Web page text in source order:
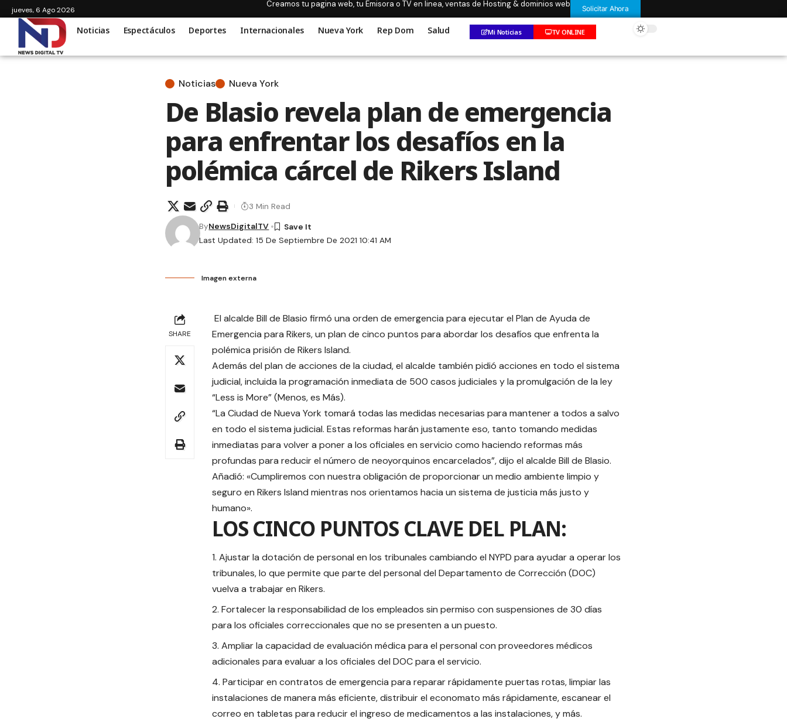
jueves, 6 Ago 2026
Creamos tu pagina web, tu Emisora o TV en linea, ventas de Hosting & dominios web Solicitar Ahora
Noticias Espectáculos Deportes Internacionales Nueva York Rep Dom Salud Mi Noticias TV ONLINE
Noticias Nueva York
De Blasio revela plan de emergencia
para enfrentar los desafíos en la
polémica cárcel de Rikers Island
Last Updated: 15 De Septiembre De 2021 10:41 AM
ByNewsDigitalTV
3 Min Read
Imagen externa
SHARE
El alcalde Bill de Blasio firmó una orden de emergencia para ejecutar el Plan de Ayuda de
Emergencia para Rikers, un plan de cinco puntos para abordar los desafíos que enfrenta la
polémica prisión de Rikers Island.
Además del plan de acciones de la ciudad, el alcalde también pidió acciones en todo el sistema
judicial, incluida la programación inmediata de 500 casos judiciales y la promulgación de la ley
“Less is More” (Menos, es Más).
“La Ciudad de Nueva York tomará todas las medidas necesarias para mantener a todos a salvo
en todo el sistema judicial. Estas reformas harán justamente eso, tanto tomando medidas
inmediatas para volver a poner a los oficiales en servicio como haciendo reformas más
profundas para reducir el número de neoyorquinos encarcelados”, dijo el alcalde Bill de Blasio.
Añadió: «Cumpliremos con nuestra obligación de proporcionar un medio ambiente limpio y
seguro en Rikers Island mientras nos orientamos hacia un sistema de justicia más justo y
humano».
LOS CINCO PUNTOS CLAVE DEL PLAN:
Ajustar la dotación de personal en los tribunales cambiando el NYPD para ayudar a operar los
tribunales, lo que permite que parte del personal del Departamento de Corrección (DOC)
vuelva a trabajar en Rikers.
Fortalecer la responsabilidad de los empleados sin permiso con suspensiones de 30 días
para los oficiales correccionales que no se presenten a un puesto.
Ampliar la capacidad de evaluación médica para el personal con proveedores médicos
adicionales para evaluar a los oficiales del DOC para el servicio.
Participar en contratos de emergencia para reparar rápidamente puertas rotas, limpiar las
instalaciones de manera más eficiente, distribuir el economato más rápidamente, escanear el
correo en tabletas para reducir el ingreso de medicamentos a las instalaciones, y más.